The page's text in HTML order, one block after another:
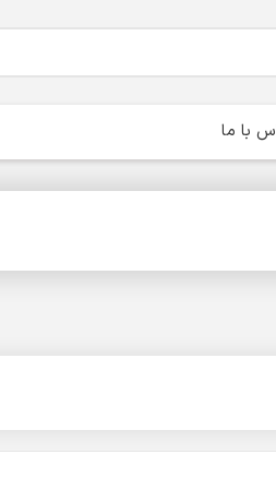
با ما